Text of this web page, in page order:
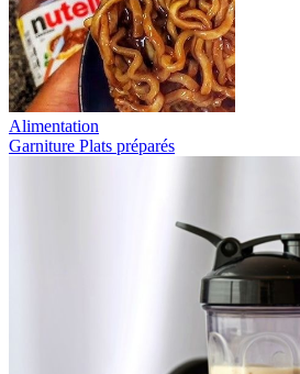
Alimentation
Garniture Plats préparés